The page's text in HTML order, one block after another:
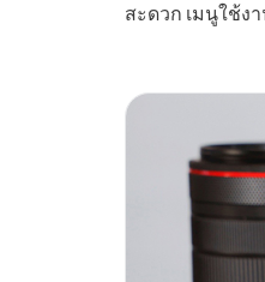
สะดวก เมนูใช้ง